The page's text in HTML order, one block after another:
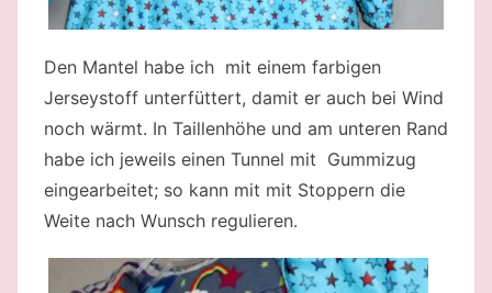
Den Mantel habe ich mit einem farbigen
Jerseystoff unterfüttert, damit er auch bei Wind
noch wärmt. In Taillenhöhe und am unteren Rand
habe ich jeweils einen Tunnel mit Gummizug
eingearbeitet; so kann mit mit Stoppern die
Weite nach Wunsch regulieren.